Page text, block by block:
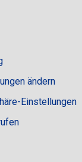
ändern
Einstellungen